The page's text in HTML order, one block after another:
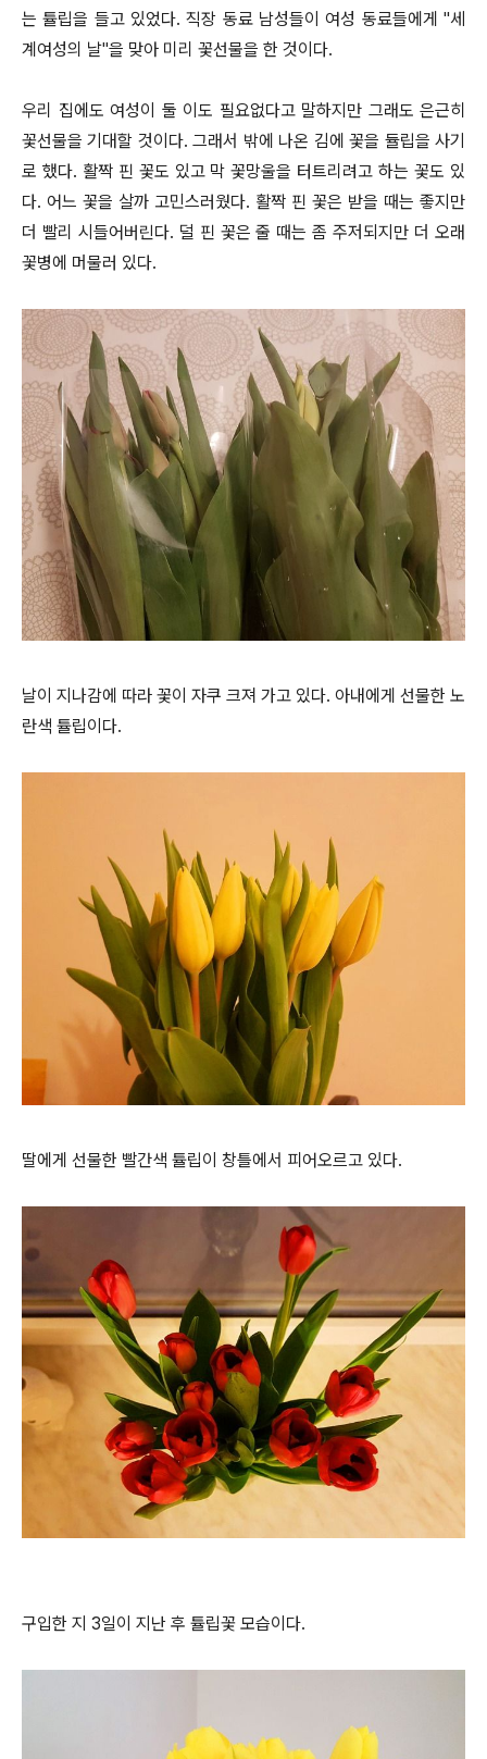
는 튤립을 들고 있었다. 직장 동료 남성들이 여성 동료들에게 "세
계여성의 날"을 맞아 미리 꽃선물을 한 것이다.
우리 집에도 여성이 둘 이도 필요없다고 말하지만 그래도 은근히
꽃선물을 기대할 것이다. 그래서 밖에 나온 김에 꽃을 듈립을 사기
로 했다. 활짝 핀 꽃도 있고 막 꽃망울을 터트리려고 하는 꽃도 있
다. 어느 꽃을 살까 고민스러웠다. 활짝 핀 꽃은 받을 때는 좋지만
더 빨리 시들어버린다. 덜 핀 꽃은 줄 때는 좀 주저되지만 더 오래
꽃병에 머물러 있다.
날이 지나감에 따라 꽃이 자쿠 크져 가고 있다. 아내에게 선물한 노
란색 튤립이다.
딸에게 선물한 빨간색 튤립이 창틀에서 피어오르고 있다.
구입한 지 3일이 지난 후 튤립꽃 모습이다.